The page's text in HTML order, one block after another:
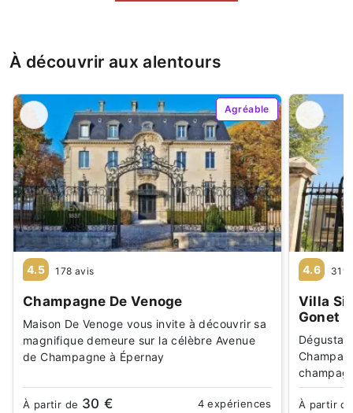
À découvrir aux alentours
Agréable
4.5 178 avis
Champagne De Venoge
Maison De Venoge vous invite à découvrir sa
magnifique demeure sur la célèbre Avenue
de Champagne à Épernay
À partir de 30 € 4 expériences
4.6 319
Villa
Gonet
À partir